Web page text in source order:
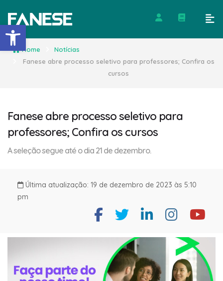
Barra de Ferramentas
Home
Notícias
Fanese abre processo seletivo para professores; Confira os
cursos
Fanese abre processo seletivo para
professores; Confira os cursos
A seleção segue até o dia 21 de dezembro.
Última atualização: 19 de dezembro de 2023 às 5:10
pm